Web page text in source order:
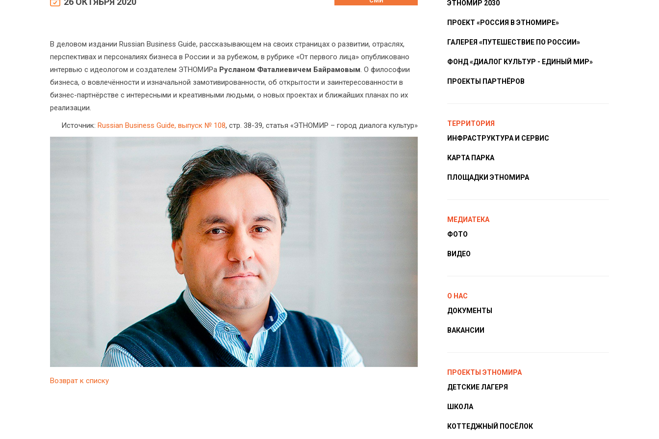
В деловом издании Russian Business Guide, рассказывающем на своих страницах о развитии, отраслях,
перспективах и персоналиях бизнеса в России и за рубежом, в рубрике «От первого лица» опубликовано
интервью с идеологом и создателем ЭТНОМИРа Русланом Фаталиевичем Байрамовым. О философии
бизнеса, о вовлечённости и изначальной замотивированности, об открытости и заинтересованности в
бизнес-партнёрстве с интересными и креативными людьми, о новых проектах и ближайших планах по их
реализации.
Источник: Russian Business Guide, выпуск № 108, стр. 38-39, статья «ЭТНОМИР – город диалога культур»
Возврат к списку
ЭТНОМИР 2030
ПРОЕКТ «РОССИЯ В ЭТНОМИРЕ»
ГАЛЕРЕЯ «ПУТЕШЕСТВИЕ ПО РОССИИ»
ФОНД «ДИАЛОГ КУЛЬТУР - ЕДИНЫЙ МИР»
ПРОЕКТЫ ПАРТНЁРОВ
ТЕРРИТОРИЯ
ИНФРАСТРУКТУРА И СЕРВИС
КАРТА ПАРКА
ПЛОЩАДКИ ЭТНОМИРА
МЕДИАТЕКА
ФОТО
ВИДЕО
О НАС
ДОКУМЕНТЫ
ВАКАНСИИ
ПРОЕКТЫ ЭТНОМИРА
ДЕТСКИЕ ЛАГЕРЯ
ШКОЛА
КОТТЕДЖНЫЙ ПОСЁЛОК